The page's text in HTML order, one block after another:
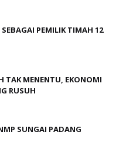
PEMILIK TIMAH 12
TAK MENENTU, EKONOMI
RUSUH
SUNGAI PADANG